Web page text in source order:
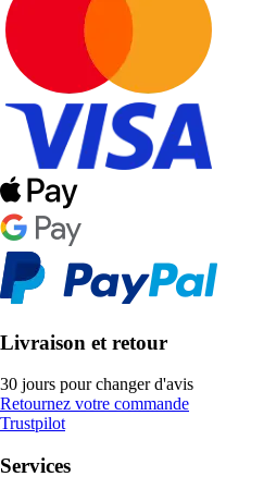
Livraison et retour
30 jours pour changer d'avis
Retournez votre commande
Trustpilot
Services